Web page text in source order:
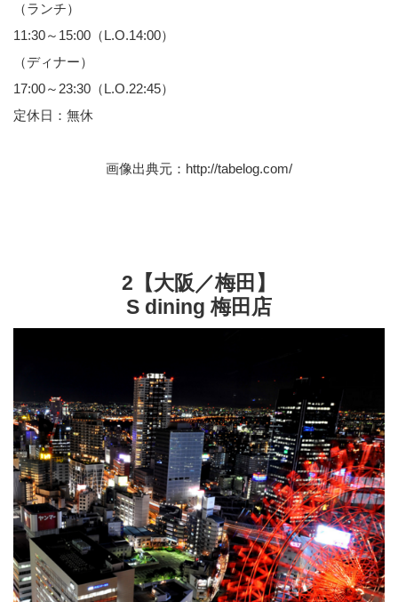
（ランチ）
11:30～15:00（L.O.14:00）
（ディナー）
17:00～23:30（L.O.22:45）
定休日：無休
画像出典元： http://tabelog.com/
2【大阪／梅田】
S dining 梅田店